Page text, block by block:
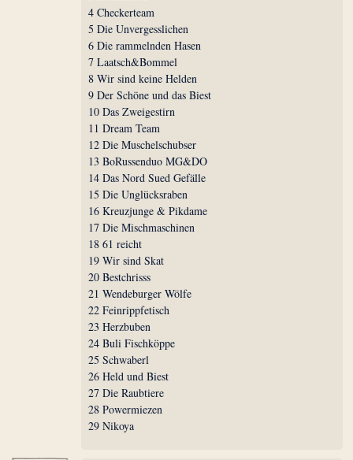
4 Checkerteam
5 Die Unvergesslichen
6 Die rammelnden Hasen
7 Laatsch&Bommel
8 Wir sind keine Helden
9 Der Schöne und das Biest
10 Das Zweigestirn
11 Dream Team
12 Die Muschelschubser
13 BoRussenduo MG&DO
14 Das Nord Sued Gefälle
15 Die Unglücksraben
16 Kreuzjunge & Pikdame
17 Die Mischmaschinen
18 61 reicht
19 Wir sind Skat
20 Bestchrisss
21 Wendeburger Wölfe
22 Feinrippfetisch
23 Herzbuben
24 Buli Fischköppe
25 Schwaberl
26 Held und Biest
27 Die Raubtiere
28 Powermiezen
29 Nikoya